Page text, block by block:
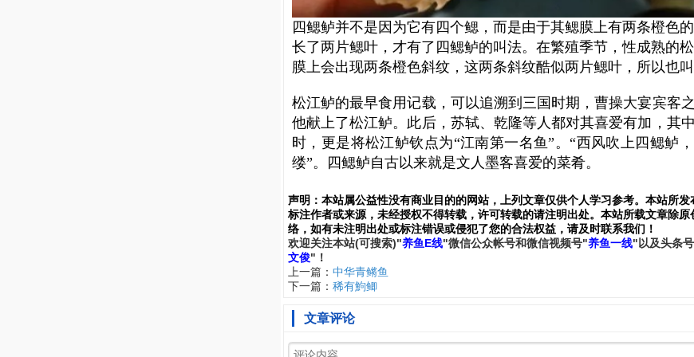
四鳃鲈并不是因为它有四个鳃，而是由于其鳃膜上有两条橙色
长了两片鳃叶，才有了四鳃鲈的叫法。 在繁殖季节，性成熟的
膜上会出现两条橙色斜纹，这两条斜纹酷似两片鳃叶，所以也叫
松江鲈的最早食用记载，可以追溯到三国时期，曹操大宴宾客
他献上了松江鲈。此后，苏轼、乾隆等人都对其喜爱有加，其
时，更是将松江鲈钦点为“江南第一名鱼”。“西风吹上四鳃鲈
缕”。四鳃鲈自古以来就是文人墨客喜爱的菜肴。
声明： 本站属公益性没有商业目的的网站，上列文章仅供个人学习参考。本站所发
标注作者或来源，未经授权不得转载，许可转载的请注明出处。本站所载文章除原
络，如有未注明出处或标注错误或侵犯了您的合法权益，请及时联系我们 ！
欢迎关注本站(可搜索)"养鱼E线"微信公众帐号和微信视频号"养鱼一线"以及头条
文俊"！
上一篇： 中华青鳉鱼
下一篇： 稀有鮈鲫
文章评论